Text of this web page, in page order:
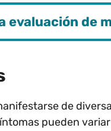
evaluación de
de
pueden